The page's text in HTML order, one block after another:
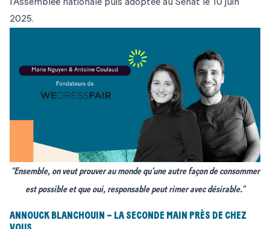
l’Assemblée nationale puis adoptée au Sénat le 10 juin
2025.
“Ensemble, on veut prouver au monde qu’une autre façon de consommer
est possible et que oui, responsable peut rimer avec désirable.”
ANNOUCK BLANCHOUIN – LA SECONDE MAIN PRÈS DE CHEZ